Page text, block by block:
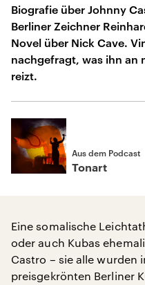
Biografie über Johnny
Berliner Zeichner
Novel über Nick Cave.
nachgefragt, was ihn an
reizt.
Aus dem Podcast
Tonart
Eine somalische
oder auch Kubas
Castro – sie alle wurden
preisgekrönten Berliner